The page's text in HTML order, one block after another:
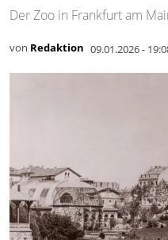
Der Zoo in Frankfurt am
von Redaktion 09.01.2026 -